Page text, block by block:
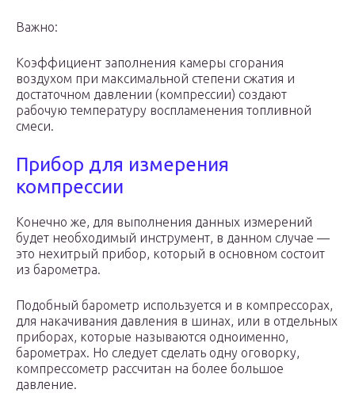
Важно:
Коэффициент заполнения камеры сгорания
воздухом при максимальной степени сжатия и
достаточном давлении (компрессии) создают
рабочую температуру воспламенения топливной
смеси.
Прибор для измерения
компрессии
Конечно же, для выполнения данных измерений
будет необходимый инструмент, в данном случае —
это нехитрый прибор, который в основном состоит
из барометра.
Подобный барометр используется и в компрессорах,
для накачивания давления в шинах, или в отдельных
приборах, которые называются одноименно,
барометрах. Но следует сделать одну оговорку,
компрессометр рассчитан на более большое
давление.